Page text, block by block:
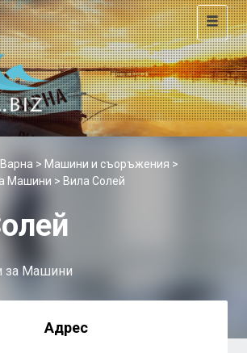
Toggle
Варна > Машини и съоръжения >
Машини > Вила Солей
за Машини
Адрес